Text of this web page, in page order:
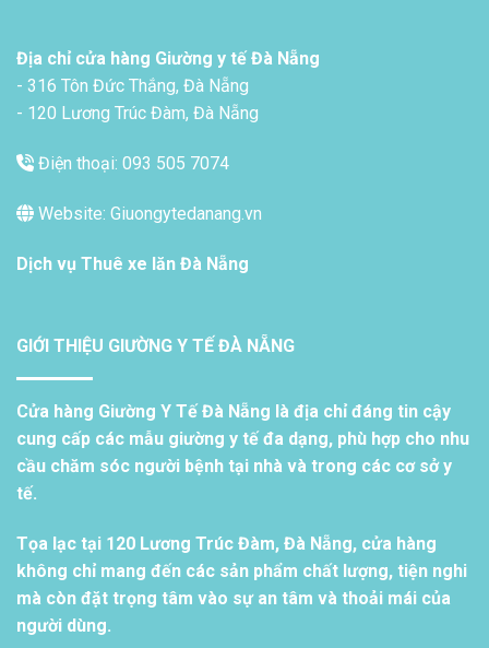
Địa chỉ cửa hàng Giường y tế Đà Nẵng
- 316 Tôn Đức Thắng, Đà Nẵng
- 120 Lương Trúc Đàm, Đà Nẵng
Điện thoại: 093 505 7074
Website: Giuongytedanang.vn
Dịch vụ Thuê xe lăn Đà Nẵng
GIỚI THIỆU GIƯỜNG Y TẾ ĐÀ NẴNG
Cửa hàng Giường Y Tế Đà Nẵng là địa chỉ đáng tin cậy
cung cấp các mẫu giường y tế đa dạng, phù hợp cho nhu
cầu chăm sóc người bệnh tại nhà và trong các cơ sở y
tế.
Tọa lạc tại 120 Lương Trúc Đàm, Đà Nẵng, cửa hàng
không chỉ mang đến các sản phẩm chất lượng, tiện nghi
mà còn đặt trọng tâm vào sự an tâm và thoải mái của
người dùng.